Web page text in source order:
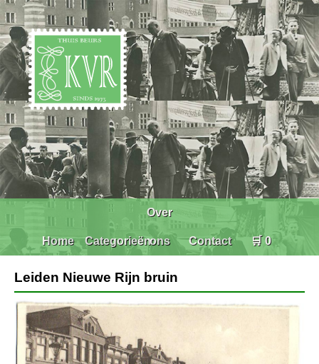
Home Categorieën
Over
ons Contact 🛒 0
Leiden Nieuwe Rijn bruin